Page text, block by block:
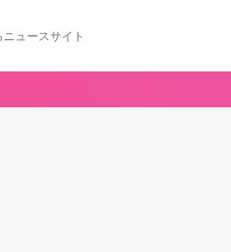
ュースサイト